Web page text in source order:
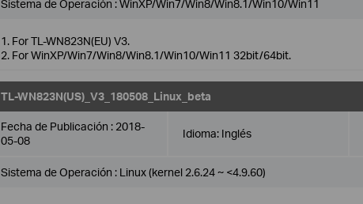
Sistema de Operación : WinXP/Win7/Win8/Win8.1/Win10/Win11
1. For TL-WN823N(EU) V3.
2. For WinXP/Win7/Win8/Win8.1/Win10/Win11 32bit/64bit.
TL-WN823N(US)_V3_180508_Linux_beta
Fecha de Publicación : 2018-
05-08
Idioma: Inglés
Sistema de Operación : Linux (kernel 2.6.24 ~ <4.9.60)